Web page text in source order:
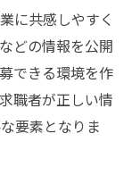
に共感しやすく
どの情報を公開
できる環境を作
職者が正しい情
要素となりま